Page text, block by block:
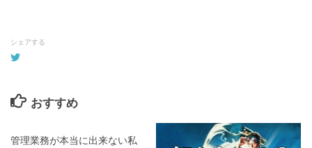
シェアする
おすすめ
管理業務が本当に出来ない私